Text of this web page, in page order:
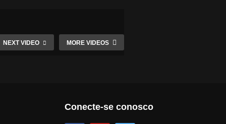
NEXT VIDEO MORE VIDEOS
Sonho Americano – T1 E8 –
Conecte-se conosco